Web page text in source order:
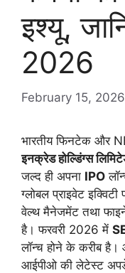
इश्यू,
2026
February 15, 2026
भारतीय फिनटेक और
इनक्रेड होल्डिंग्स
जल्द ही अपना IPO
ग्लोबल प्राइवेट
वेल्थ मैनेजमेंट तथा
है। फरवरी 2026 में
लॉन्च होने के करीब
आईपीओ की लेटेस्ट